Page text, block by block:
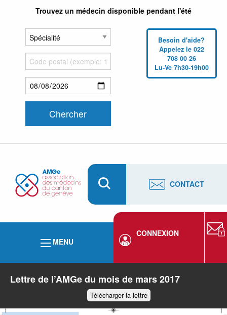
Trouvez un médecin disponible pendant l'été
Besoin d'aide?
Appelez le 022
708 00 26
Lu-Ve 7h30-19h00
CONTACT
MENU
CONNEXION
Lettre de l’AMGe du mois de mars 2017
Télécharger la lettre